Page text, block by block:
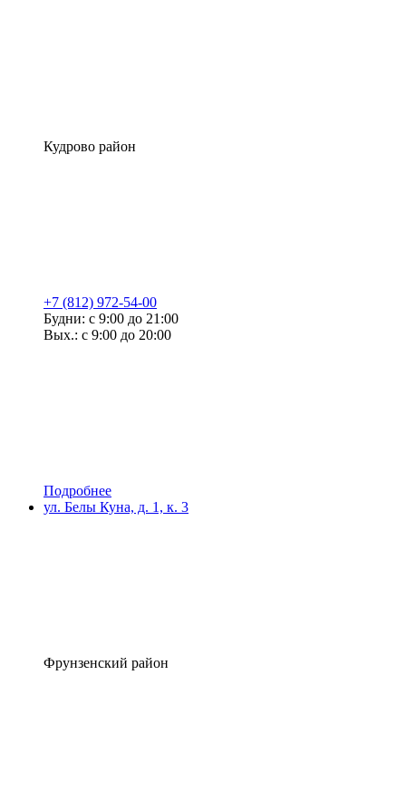
Кудрово район
+7 (812) 972-54-00
Будни: с 9:00 до 21:00
Вых.: с 9:00 до 20:00
Подробнее
ул. Белы Куна, д. 1, к. 3
Фрунзенский район